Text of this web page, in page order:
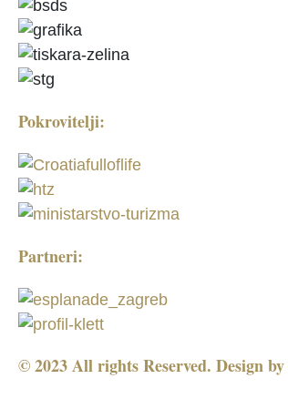
Pokrovitelji:
Partneri:
© 2023 All rights Reserved. Design by